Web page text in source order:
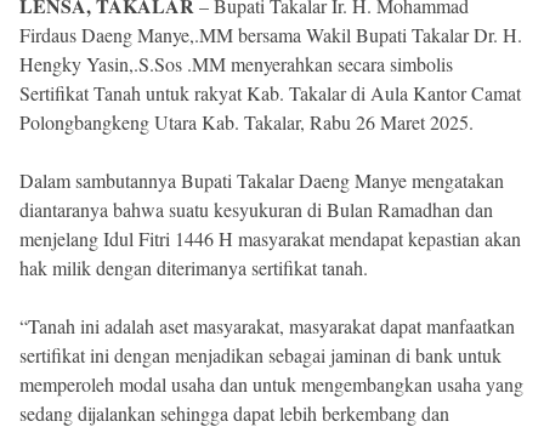
– Bupati Takalar Ir. H. Mohammad
Firdaus Daeng Manye,.MM bersama Wakil Bupati Takalar Dr. H.
Hengky Yasin,.S.Sos .MM menyerahkan secara simbolis
Sertifikat Tanah untuk rakyat Kab. Takalar di Aula Kantor Camat
Polongbangkeng Utara Kab. Takalar, Rabu 26 Maret 2025.
Dalam sambutannya Bupati Takalar Daeng Manye mengatakan
diantaranya bahwa suatu kesyukuran di Bulan Ramadhan dan
menjelang Idul Fitri 1446 H masyarakat mendapat kepastian akan
hak milik dengan diterimanya sertifikat tanah.
“Tanah ini adalah aset masyarakat, masyarakat dapat manfaatkan
sertifikat ini dengan menjadikan sebagai jaminan di bank untuk
memperoleh modal usaha dan untuk mengembangkan usaha yang
sedang dijalankan sehingga dapat lebih berkembang dan